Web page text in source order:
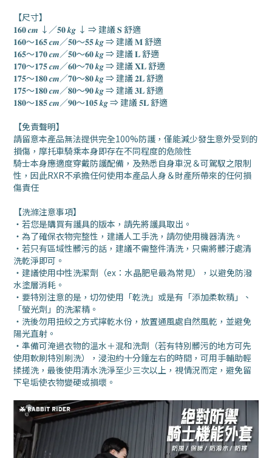
【尺寸】
𝟏𝟔𝟎 𝒄𝒎 ↓／𝟓𝟎 𝒌𝒈 ↓ ⇒ 建議 𝐒 舒適
𝟏𝟔𝟎～𝟏𝟔𝟓 𝒄𝒎／𝟓𝟎～𝟓𝟓 𝒌𝒈 ⇒ 建議 𝐌 舒適
𝟏𝟔𝟓～𝟏𝟕𝟎 𝒄𝒎／𝟓𝟎～𝟔𝟎 𝒌𝒈 ⇒ 建議 𝐋 舒適
𝟏𝟕𝟎～𝟏𝟕𝟓 𝒄𝒎／𝟔𝟎～𝟕𝟎 𝒌𝒈 ⇒ 建議 𝐗𝐋 舒適
𝟏𝟕𝟓～𝟏𝟖𝟎 𝒄𝒎／𝟕𝟎～𝟖𝟎 𝒌𝒈 ⇒ 建議 𝟐𝐋 舒適
𝟏𝟕𝟓～𝟏𝟖𝟎 𝒄𝒎／𝟖𝟎～𝟗𝟎 𝒌𝒈 ⇒ 建議 𝟑𝐋 舒適
𝟏𝟖𝟎～𝟏𝟖𝟓 𝒄𝒎／𝟗𝟎～𝟏𝟎𝟓 𝒌𝒈 ⇒ 建議 𝟓𝐋 舒適
【免責聲明】
請留意本產品無法提供完全100%防護，僅能減少發生意外受到的
損傷，摩托車騎乘本身即存在不同程度的危險性
騎士本身應適度穿戴防護配備，及熟悉自身車況＆可駕馭之限制
性，因此RXR不承擔任何使用本產品人身＆財產所帶來的任何損
傷責任
【洗滌注意事項】
・ 若您是購買有護具的版本，請先將護具取出。
・ 為了確保衣物完整性，建議人工手洗，請勿使用機器清洗。
・ 若只有區域性髒污的話，建議不需整件清洗，只需將髒汙處清
洗乾淨即可。
・ 建議使用中性洗潔劑（ex：水晶肥皂最為常見），以避免防潑
水塗層消耗。
・ 要特別注意的是，切勿使用「乾洗」或是有「添加柔軟精」、
「螢光劑」的洗潔精。
・ 洗後勿用扭絞之方式擰乾水份，放置通風處自然風乾，並避免
陽光直射。
・ 準備可淹過衣物的溫水＋混和洗劑（若有特別髒污的地方可先
使用軟刷特別刷洗），浸泡約十分鐘左右的時間，可用手輔助輕
揉搓洗，最後使用清水洗淨至少三次以上，視情況而定，避免留
下皂垢使衣物變硬或損壞。